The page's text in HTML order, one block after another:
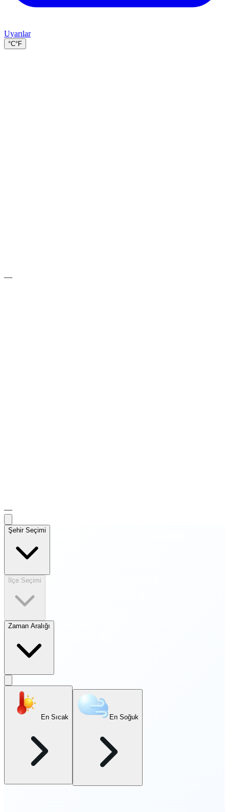
Uyarılar
°C°F
—
—
Şehir Seçimi
İlçe Seçimi
Zaman Aralığı
En Sıcak En Soğuk